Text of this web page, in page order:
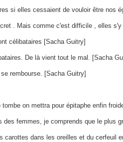
si elles cessaient de vouloir être nos
. Mais comme c'est difficile , elles
célibataires [Sacha Guitry]
De là vient tout le mal. [Sacha
rembourse. [Sacha Guitry]
on mettra pour épitaphe enfin
femmes, je comprends que le plus
dans les oreilles et du cerfeuil